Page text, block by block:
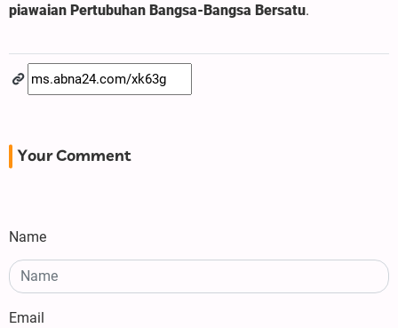
piawaian Pertubuhan Bangsa-Bangsa Bersatu.
Your Comment
Name
Email